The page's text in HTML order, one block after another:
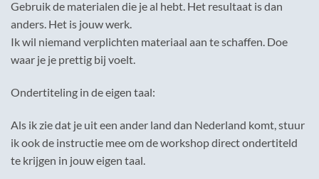
Gebruik de materialen die je al hebt. Het resultaat is dan
anders. Het is jouw werk.
Ik wil niemand verplichten materiaal aan te schaffen. Doe
waar je je prettig bij voelt.
Ondertiteling in de eigen taal:
Als ik zie dat je uit een ander land dan Nederland komt, stuur
ik ook de instructie mee om de workshop direct ondertiteld
te krijgen in jouw eigen taal.